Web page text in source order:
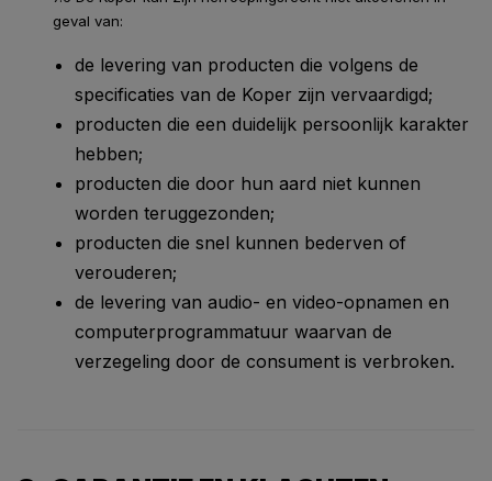
geval van:
de levering van producten die volgens de
specificaties van de Koper zijn vervaardigd;
producten die een duidelijk persoonlijk karakter
hebben;
producten die door hun aard niet kunnen
worden teruggezonden;
producten die snel kunnen bederven of
verouderen;
de levering van audio- en video-opnamen en
computerprogrammatuur waarvan de
verzegeling door de consument is verbroken.